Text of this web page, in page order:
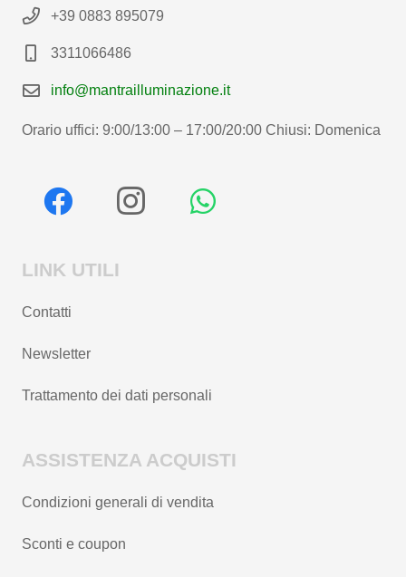
+39 0883 895079
3311066486
info@mantrailluminazione.it
Orario uffici: 9:00/13:00 – 17:00/20:00 Chiusi: Domenica
LINK UTILI
Contatti
Newsletter
Trattamento dei dati personali
ASSISTENZA ACQUISTI
Condizioni generali di vendita
Sconti e coupon